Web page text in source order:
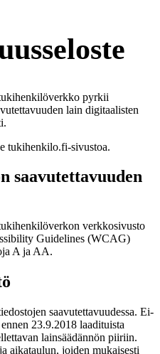
pyrkii
lain digitaalisten
tukihenkilo.fi-sivustoa.
saavutettavuuden
verkkosivusto
Guidelines (WCAG)
A ja AA.
saavutettavuudessa. Ei-
23.9.2018 laadituista
lainsäädännön piiriin.
aikataulun, joiden mukaisesti